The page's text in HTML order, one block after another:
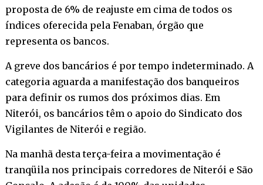
proposta de 6% de reajuste em cima de todos os
índices oferecida pela Fenaban, órgão que
representa os bancos.
A greve dos bancários é por tempo indeterminado. A
categoria aguarda a manifestação dos banqueiros
para definir os rumos dos próximos dias. Em
Niterói, os bancários têm o apoio do Sindicato dos
Vigilantes de Niterói e região.
Na manhã desta terça-feira a movimentação é
tranqüila nos principais corredores de Niterói e São